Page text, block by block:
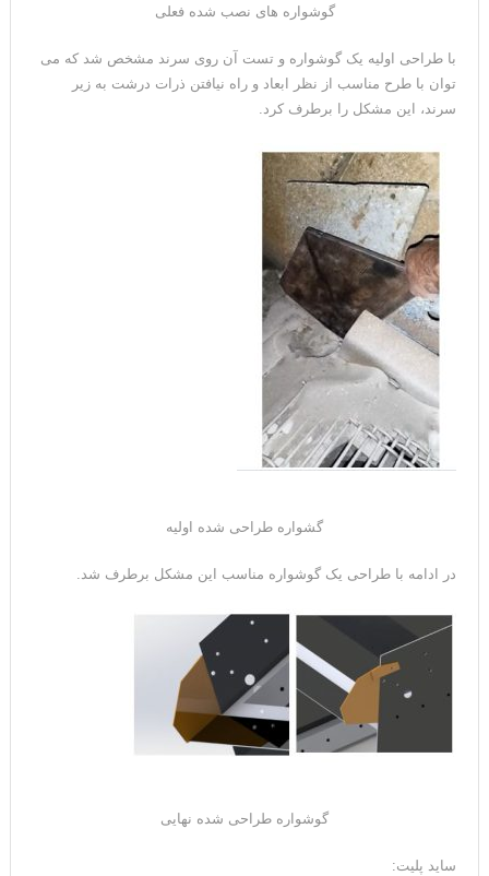
گوشواره های نصب شده فعلی
با طراحی اولیه یک گوشواره و تست آن روی سرند مشخص شد که می
توان با طرح مناسب از نظر ابعاد و راه نیافتن ذرات درشت به زیر
سرند، این مشکل را برطرف کرد.
گشواره طراحی شده اولیه
در ادامه با طراحی یک گوشواره مناسب این مشکل برطرف شد.
گوشواره طراحی شده نهایی
ساید پلیت: